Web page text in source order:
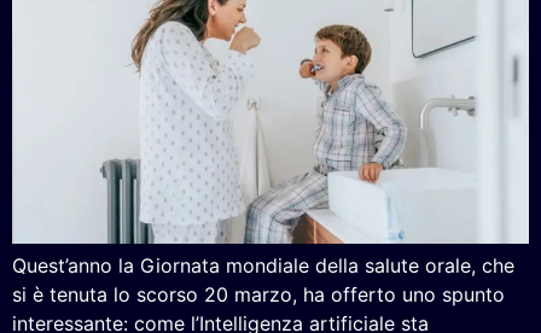
Quest’anno la Giornata mondiale della salute orale, che
si è tenuta lo scorso 20 marzo, ha offerto uno spunto
interessante: come l’Intelligenza artificiale sta